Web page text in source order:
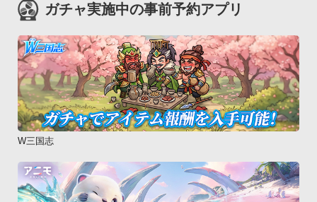
ガチャ実施中の事前予約アプリ
W三国志